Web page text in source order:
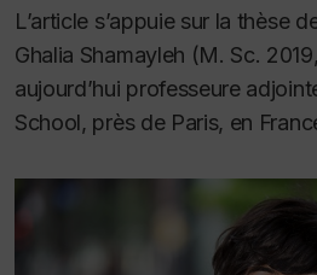
L’article s’appuie sur la thèse
Ghalia Shamayleh (M. Sc.
aujourd’hui professeure
School, près de Paris, en